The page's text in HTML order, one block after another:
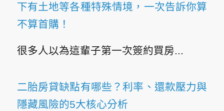
下有土地等各種特殊情境，一次告訴你算
不算首購！
很多人以為這輩子第一次簽約買房...
二胎房貸缺點有哪些？利率、還款壓力與
隱藏風險的5大核心分析